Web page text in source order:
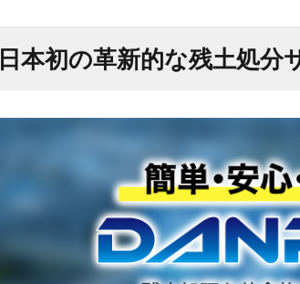
日本初の革新的な残土処分